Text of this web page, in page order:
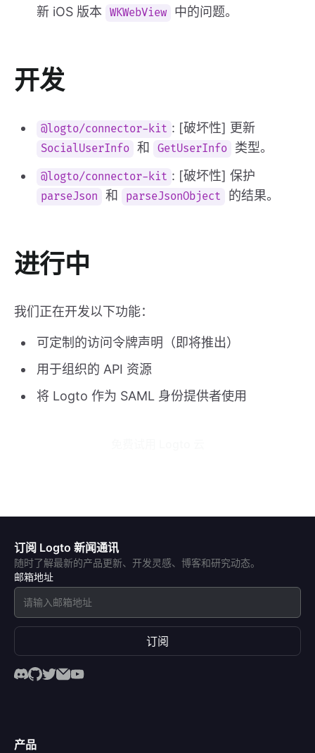
新 iOS 版本 WKWebView 中的问题。
开发
@logto/connector-kit : [破坏性] 更新
SocialUserInfo 和 GetUserInfo 类型。
@logto/connector-kit : [破坏性] 保护
parseJson 和 parseJsonObject 的结果。
进行中
我们正在开发以下功能：
可定制的访问令牌声明（即将推出）
用于组织的 API 资源
将 Logto 作为 SAML 身份提供者使用
订阅 Logto 新闻通讯
随时了解最新的产品更新、开发灵感、博客和研究动态。
邮箱地址
订阅
产品